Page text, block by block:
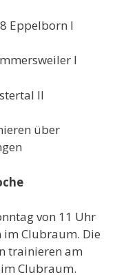
Eppelborn I
I
II
über
von 11 Uhr
im Clubraum. Die
trainieren am
Clubraum.